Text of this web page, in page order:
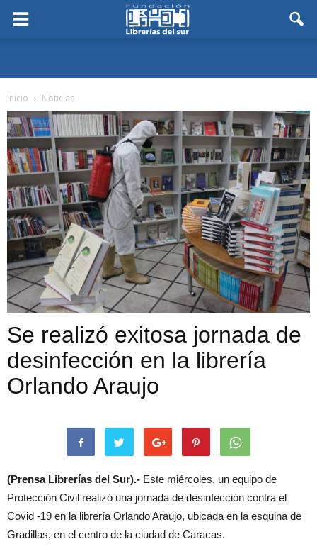
Inicio Noticias
Se realizó exitosa jornada de
desinfección en la librería
Orlando Araujo
(Prensa Librerías del Sur).- Este miércoles, un equipo de
Protección Civil realizó una jornada de desinfección contra el
Covid -19 en la librería Orlando Araujo, ubicada en la esquina de
Gradillas, en el centro de la ciudad de Caracas.